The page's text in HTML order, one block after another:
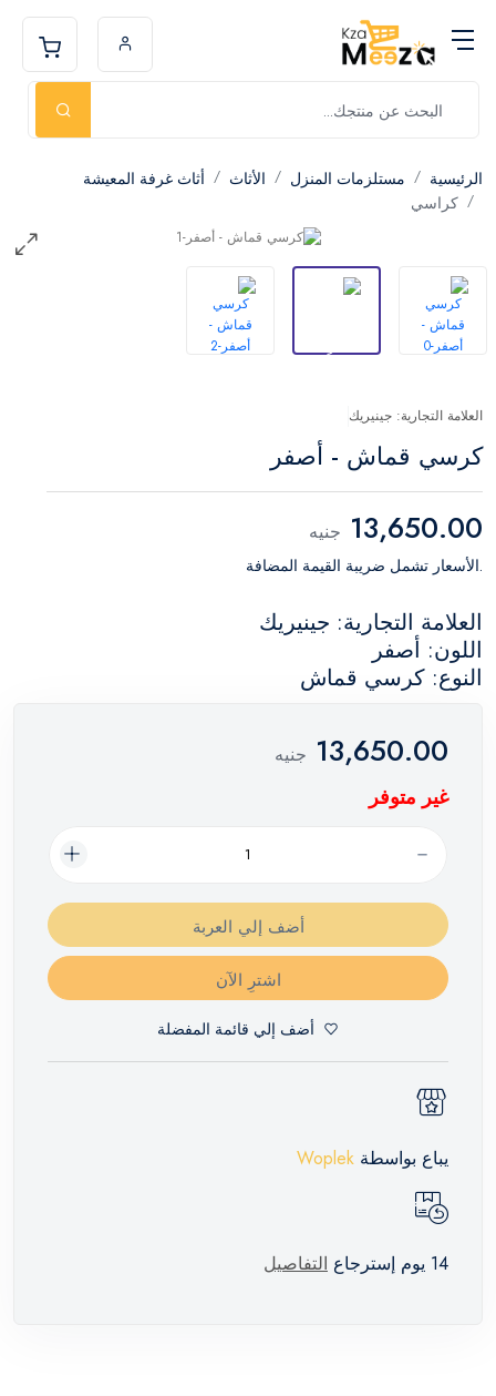
الرئيسية مستلزمات المنزل الأثاث
أثاث غرفة المعيشة
كراسي
العلامة التجارية: جينيريك
كرسي قماش - أصفر
13,650.00 جنيه
.الأسعار تشمل ضريبة القيمة المضافة
العلامة التجارية: جينيريك
اللون: أصفر
النوع: كرسي قماش
13,650.00 جنيه
غير متوفر
أضف إلي العربة
اشترِ الآن
أضف إلي قائمة المفضلة
يباع بواسطة Woplek
14 يوم إسترجاع التفاصيل